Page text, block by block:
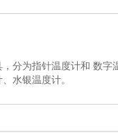
分为指针温度计和 数
水银温度计。